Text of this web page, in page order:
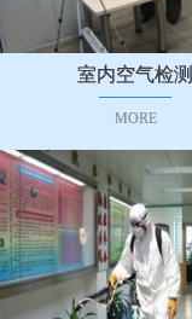
室内空气检测
MORE